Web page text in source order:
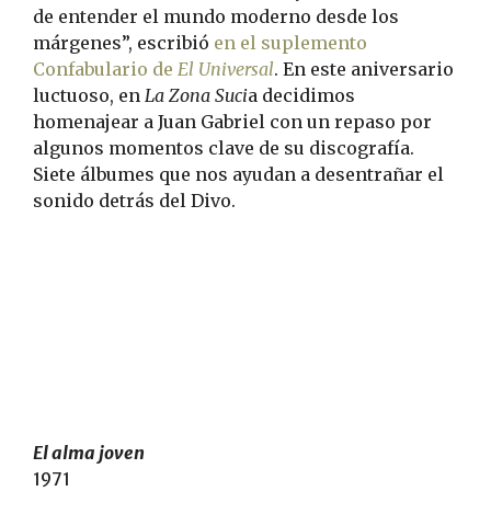
de entender el mundo moderno desde los
márgenes”, escribió en el suplemento
Confabulario de El Universal. En este aniversario
luctuoso, en La Zona Sucia decidimos
homenajear a Juan Gabriel con un repaso por
algunos momentos clave de su discografía.
Siete álbumes que nos ayudan a desentrañar el
sonido detrás del Divo.
El alma joven
1971